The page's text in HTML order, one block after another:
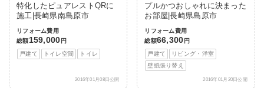
特化したピュアレストQRに
施工|長崎県南島原市
リフォーム費用
総額159,000 円
戸建て
トイレ空間 トイレ
2016年01月08日公開
プルかつおしゃれに決まった
お部屋|長崎県島原市
リフォーム費用
総額66,300 円
戸建て
リビング・洋室
壁紙張り替え
2016年01月20日公開